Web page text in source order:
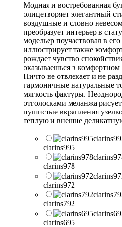
Модная и востребованная
олицетворяет элегантный
воздушные и словно
преобразует интерьер в
модельер поучаствовал в
иллюстрирует также
рождает чувство
оказываешься в комфортном
Ничто не отвлекает и не
гармоничные натуральные
мягкость фактуры.
отголосками меланжа
пушистые вкрапления
теплую и внешне
clarins995
clarins978
clarins972
clarins792
clarins695